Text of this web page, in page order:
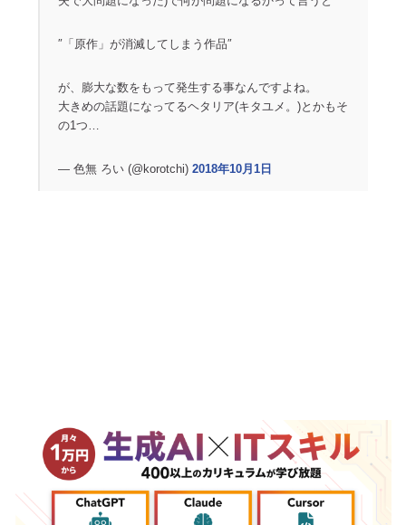
″「原作」が消滅してしまう作品″
が、膨大な数をもって発生する事なんですよね。
大きめの話題になってるヘタリア(キタユメ。)とかもそ
の1つ…
— 色無 ろい (@korotchi) 2018年10月1日